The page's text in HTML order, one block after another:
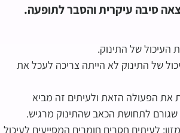
סיבה עיקרית והסבר לתופעה.
של התינוק.
של התינוק לא הייתה צריכה לעכל את
את הפעולה הזאת ולעיתים זה מביא
שגורם לתחושת הכאב שהתינוק מרגיש.
לעיתים חסרים חומרים המסייעים לעיכול